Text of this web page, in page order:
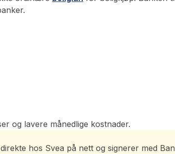
og lavere månedlige kostnader.
hos Svea på nett og signerer med